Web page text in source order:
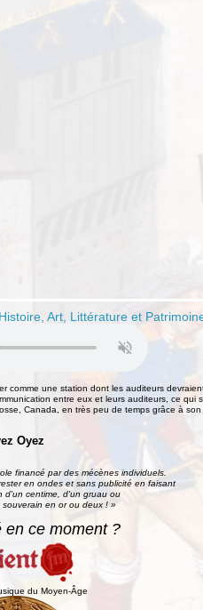
Art, Littérature et
comme une station dont les auditeurs
entre eux et leurs auditeurs, ce qui
Canada, en très peu de temps grâce à
Oyez
financé par des mécènes individuels.
en ondes et sans publicité en faisant
d'un centime, d'un gruau ou
en or ou deux ! »
en ce moment ?
du Moyen-Âge